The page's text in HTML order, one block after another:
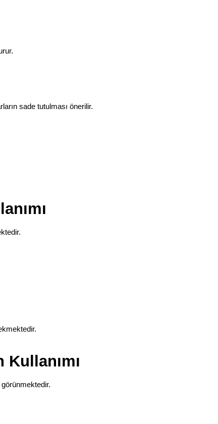
sade tutulması önerilir.